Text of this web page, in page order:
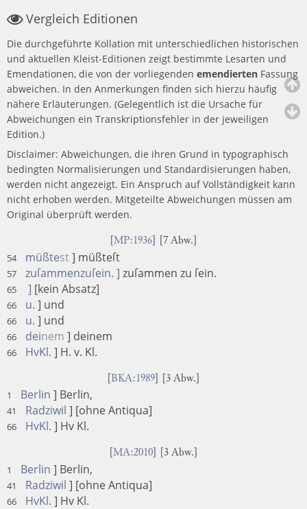
Vergleich Editionen
Die durchgeführte Kollation mit unterschiedlichen historischen
und aktuellen Kleist-Editionen zeigt bestimmte Lesarten und
Emendationen, die von der vorliegenden emendierten Fassung
abweichen. In den Anmerkungen finden sich hierzu häufig
nähere Erläuterungen. (Gelegentlich ist die Ursache für
Abweichungen ein Transkriptionsfehler in der jeweiligen
Edition.)
Disclaimer: Abweichungen, die ihren Grund in typographisch
bedingten Normalisierungen und Standardisierungen haben,
werden nicht angezeigt. Ein Anspruch auf Vollständigkeit kann
nicht erhoben werden. Mitgeteilte Abweichungen müssen am
Original überprüft werden.
MP:1936 ] [7 Abw.]
54 müßtest] müßteſt
57 zuſammenzuſein. ] zuſammen zu ſein.
65 ] [kein Absatz]
66 u. ] und
66 u. ] und
66 deinem ] deinem
66 HvKl. ] H. v. Kl.
BKA:1989 ] [3 Abw.]
1 Berlin ] Berlin,
41 Radziwil ] [ohne Antiqua]
66 HvKl. ] Hv Kl.
MA:2010 ] [3 Abw.]
1 Berlin ] Berlin,
41 Radziwil ] [ohne Antiqua]
66 HvKl. ] Hv Kl.